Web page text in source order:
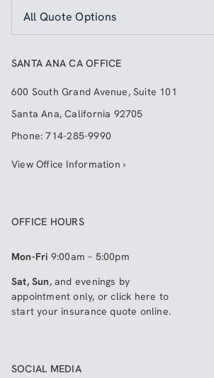
All Quote Options
SANTA ANA CA OFFICE
600 South Grand Avenue, Suite 101
Santa Ana,California 92705
Phone:714-285-9990
View Office Information ›
OFFICE HOURS
Mon-Fri 9:00am – 5:00pm
Sat, Sun, and evenings by
appointment only, or click here to
start your insurance quote online.
SOCIAL MEDIA